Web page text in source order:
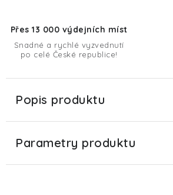
Přes 13 000 výdejních míst
Snadné a rychlé vyzvednutí
po celé České republice!
Popis produktu
Parametry produktu